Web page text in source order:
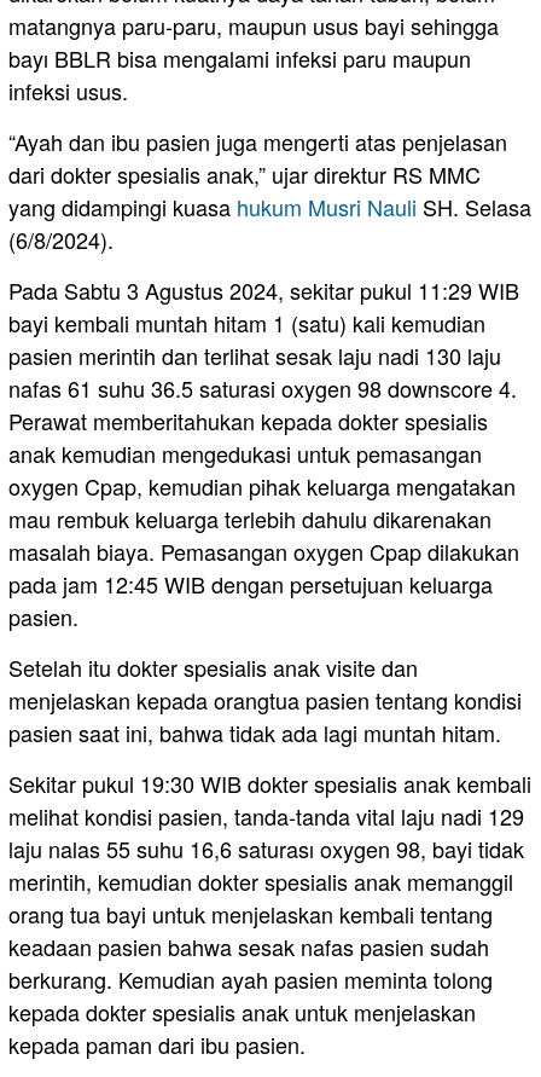
matangnya paru-paru, maupun usus bayi sehingga
bayı BBLR bisa mengalami infeksi paru maupun
infeksi usus.
“Ayah dan ibu pasien juga mengerti atas penjelasan
dari dokter spesialis anak,” ujar direktur RS MMC
yang didampingi kuasa hukum Musri Nauli SH. Selasa
(6/8/2024).
Pada Sabtu 3 Agustus 2024, sekitar pukul 11:29 WIB
bayi kembali muntah hitam 1 (satu) kali kemudian
pasien merintih dan terlihat sesak laju nadi 130 laju
nafas 61 suhu 36.5 saturasi oxygen 98 downscore 4.
Perawat memberitahukan kepada dokter spesialis
anak kemudian mengedukasi untuk pemasangan
oxygen Cpap, kemudian pihak keluarga mengatakan
mau rembuk keluarga terlebih dahulu dikarenakan
masalah biaya. Pemasangan oxygen Cpap dilakukan
pada jam 12:45 WIB dengan persetujuan keluarga
pasien.
Setelah itu dokter spesialis anak visite dan
menjelaskan kepada orangtua pasien tentang kondisi
pasien saat ini, bahwa tidak ada lagi muntah hitam.
Sekitar pukul 19:30 WIB dokter spesialis anak kembali
melihat kondisi pasien, tanda-tanda vital laju nadi 129
laju nalas 55 suhu 16,6 saturası oxygen 98, bayi tidak
merintih, kemudian dokter spesialis anak memanggil
orang tua bayi untuk menjelaskan kembali tentang
keadaan pasien bahwa sesak nafas pasien sudah
berkurang. Kemudian ayah pasien meminta tolong
kepada dokter spesialis anak untuk menjelaskan
kepada paman dari ibu pasien.